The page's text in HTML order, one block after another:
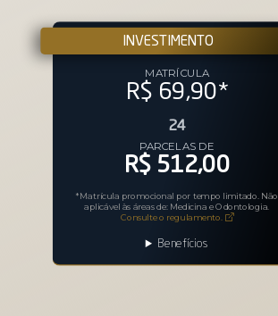
INVESTIMENTO
MATRÍCULA
R$ 69,90*
24
PARCELAS DE
R$ 512,00
*Matrícula promocional por tempo limitado. Não
aplicável às áreas de: Medicina e Odontologia.
Consulte o regulamento.
Benefícios